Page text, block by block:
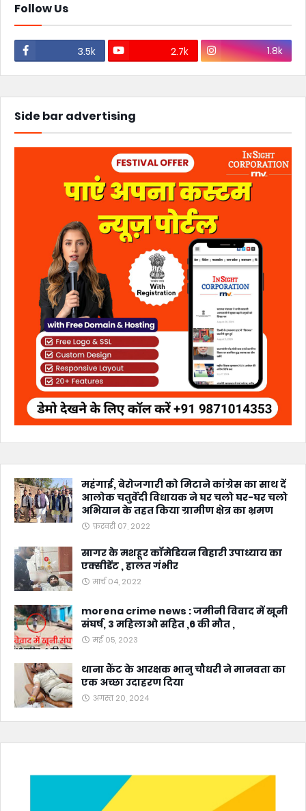
Follow Us
3.5k 2.7k 1.8k
Side bar advertising
महंगाई, बेरोजगारी को मिटाने कांग्रेस का साथ दें
आलोक चतुर्वेदी विधायक ने घर चलो घर-घर चलो
अभियान के तहत किया ग्रामीण क्षेत्र का भ्रमण
फ़रवरी 07, 2022
सागर के मशहूर कॉमेडियन बिहारी उपाध्याय का
एक्सीडेंट , हालत गंभीर
मार्च 04, 2022
morena crime news : जमीनी विवाद में खूनी
संघर्ष, 3 महिलाओ सहित ,6 की मौत ,
मई 05, 2023
थाना कैंट के आरक्षक भानु चौधरी ने मानवता का
एक अच्छा उदाहरण दिया
अगस्त 20, 2024